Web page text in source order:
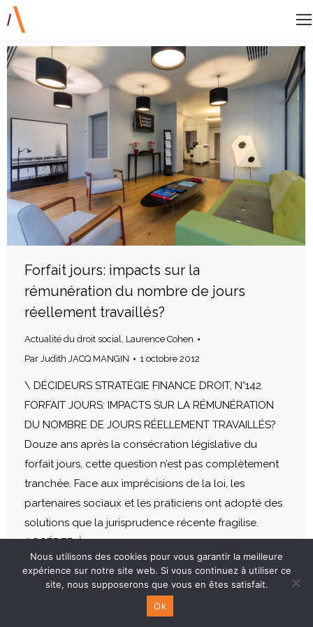
Forfait jours: impacts sur la
rémunération du nombre de jours
réellement travaillés?
Actualité du droit social
Laurence Cohen
Par Judith JACQ MANGIN 1 octobre 2012
\ DÉCIDEURS STRATÉGIE FINANCE DROIT, N°142
FORFAIT JOURS: IMPACTS SUR LA RÉMUNÉRATION
DU NOMBRE DE JOURS RÉELLEMENT TRAVAILLÉS?
Douze ans après la consécration législative du
forfait jours, cette question n’est pas complètement
tranchée. Face aux imprécisions de la loi, les
partenaires sociaux et les praticiens ont adopté des
solutions que la jurisprudence récente fragilise.
ACCÉDER À…
Nous utilisons des cookies pour vous garantir la meilleure
expérience sur notre site web. Si vous continuez à utiliser ce
site, nous supposerons que vous en êtes satisfait.
Ok